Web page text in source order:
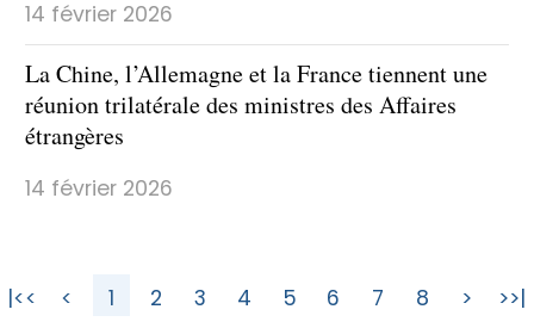
14 février 2026
La Chine, l’Allemagne et la France tiennent une
réunion trilatérale des ministres des Affaires
étrangères
14 février 2026
|<< < 1 2 3 4 5 6 7 8 > >>|